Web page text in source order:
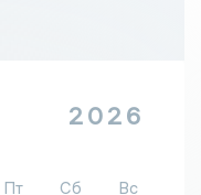
2026
Пт Сб
Вс